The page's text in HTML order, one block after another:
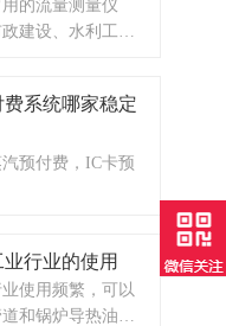
的流量测量仪
建设、水利工程
系统哪家稳定
预付费，IC卡预
行业的使用
使用频繁，可以
和锅炉导热油管